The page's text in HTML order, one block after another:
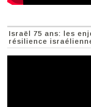
Israël 75 ans: les
résilience